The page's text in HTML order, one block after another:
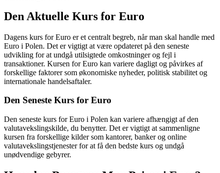
Den Aktuelle Kurs for Euro
Dagens kurs for Euro er et centralt begreb, når man skal handle med
Euro i Polen. Det er vigtigt at være opdateret på den seneste
udvikling for at undgå utilsigtede omkostninger og fejl i
transaktioner. Kursen for Euro kan variere dagligt og påvirkes af
forskellige faktorer som økonomiske nyheder, politisk stabilitet og
internationale handelsaftaler.
Den Seneste Kurs for Euro
Den seneste kurs for Euro i Polen kan variere afhængigt af den
valutavekslingskilde, du benytter. Det er vigtigt at sammenligne
kursen fra forskellige kilder som kantorer, banker og online
valutavekslingstjenester for at få den bedste kurs og undgå
unødvendige gebyrer.